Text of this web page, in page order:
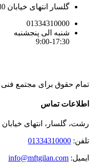
گلسار انتهای خیابان 80
01334310000
شنبه الی پنجشنبه
9:00-17:30
تمام حقوق برای مجتمع
Instagram
LinkedIn
Toggle
Bar
Area
اطلاعات تماس
رشت، گلسار، انتهای خیابان 80
تلفن: 01334310000
ایمیل: info@mftgilan.com